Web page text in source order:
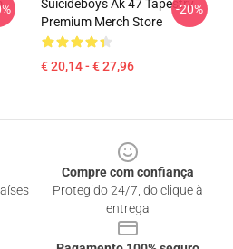
Suicideboys Ak 47 Tapestry
Premium Merch Store
€ 20,14 - € 27,96
-20%
Compre com confiança
Protegido 24/7, do clique à
entrega